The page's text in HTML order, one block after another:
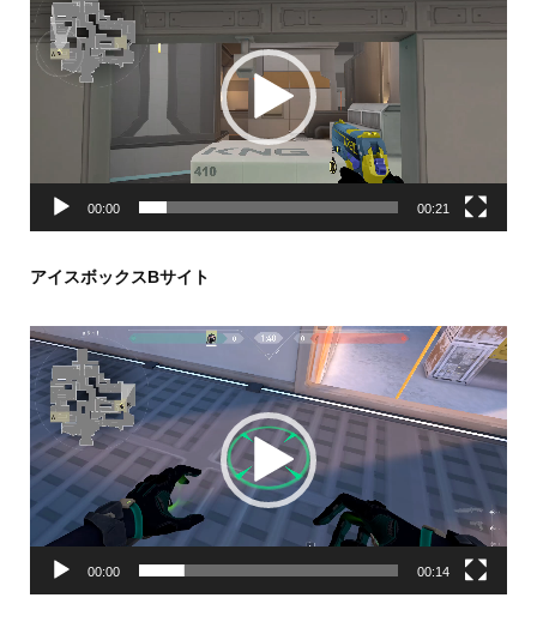
画
プ
ー
00:00 00:21
アイスボックスBサイト
動
画
プ
レ
ー
ヤ
ー
00:00 00:14